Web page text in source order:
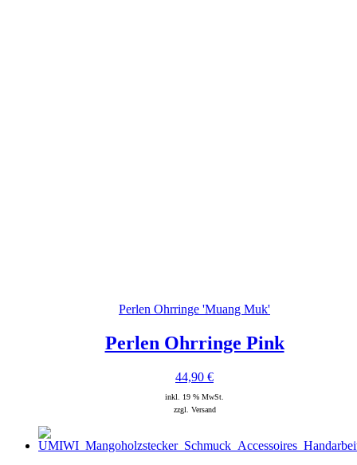
Perlen Ohrringe 'Muang Muk'
Perlen Ohrringe Pink
44,90 €
inkl. 19 % MwSt.
zzgl. Versand